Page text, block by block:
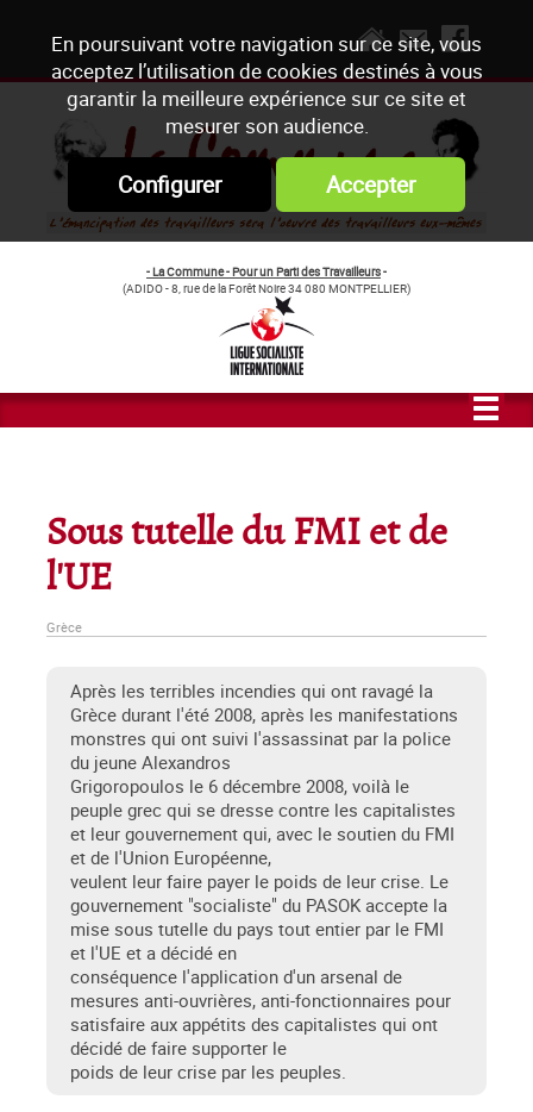
En poursuivant votre navigation sur ce site, vous
acceptez l’utilisation de cookies destinés à vous
garantir la meilleure expérience sur ce site et
mesurer son audience.
Configurer Accepter
- La Commune - Pour un Parti des Travailleurs-
(ADIDO - 8, rue de la Forêt Noire 34 080 MONTPELLIER)
Sous tutelle du FMI et de
l'UE
Grèce
Après les terribles incendies qui ont ravagé la
Grèce durant l'été 2008, après les manifestations
monstres qui ont suivi l'assassinat par la police
du jeune Alexandros
Grigoropoulos le 6 décembre 2008, voilà le
peuple grec qui se dresse contre les capitalistes
et leur gouvernement qui, avec le soutien du FMI
et de l'Union Européenne,
veulent leur faire payer le poids de leur crise. Le
gouvernement "socialiste" du PASOK accepte la
mise sous tutelle du pays tout entier par le FMI
et l'UE et a décidé en
conséquence l'application d'un arsenal de
mesures anti-ouvrières, anti-fonctionnaires pour
satisfaire aux appétits des capitalistes qui ont
décidé de faire supporter le
poids de leur crise par les peuples.